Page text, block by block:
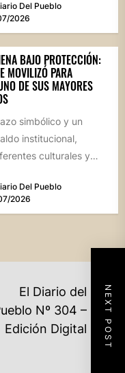
NEXT POST
Del Pueblo
2026
BAJO PROTECCIÓN:
MOVILIZÓ PARA
DE SUS MAYORES
simbólico y un
institucional,
culturales y
la...
Del Pueblo
2026
El Diario del
Nº 304 –
Edición Digital